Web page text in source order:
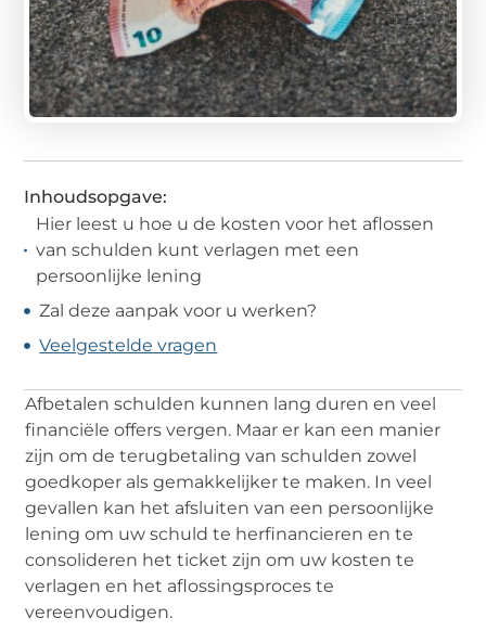
Inhoudsopgave:
Hier leest u hoe u de kosten voor het aflossen
van schulden kunt verlagen met een
persoonlijke lening
Zal deze aanpak voor u werken?
Veelgestelde vragen
Afbetalen schulden kunnen lang duren en veel
financiële offers vergen. Maar er kan een manier
zijn om de terugbetaling van schulden zowel
goedkoper als gemakkelijker te maken. In veel
gevallen kan het afsluiten van een persoonlijke
lening om uw schuld te herfinancieren en te
consolideren het ticket zijn om uw kosten te
verlagen en het aflossingsproces te
vereenvoudigen.